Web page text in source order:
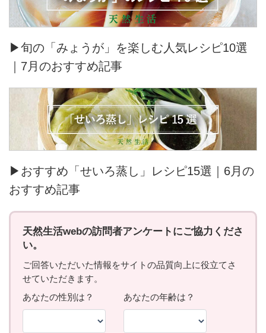
▶旬の「みょうが」を楽しむ人気レシピ10選
｜7月のおすすめ記事
▶おすすめ「せいろ蒸し」レシピ15選｜6月の
おすすめ記事